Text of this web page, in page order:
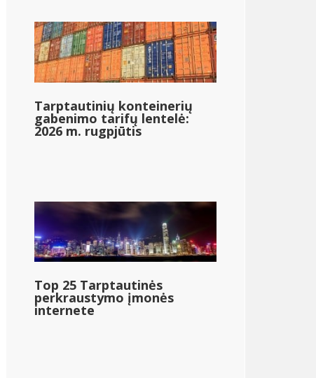
Naujoji Meksika
Tarptautinių konteinerių
gabenimo tarifų lentelė:
2026 m. rugpjūtis
Top 25 Tarptautinės
perkraustymo įmonės
internete